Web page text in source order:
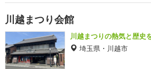
川越まつり会館
川越まつりの熱気と歴史
埼玉県・川越市